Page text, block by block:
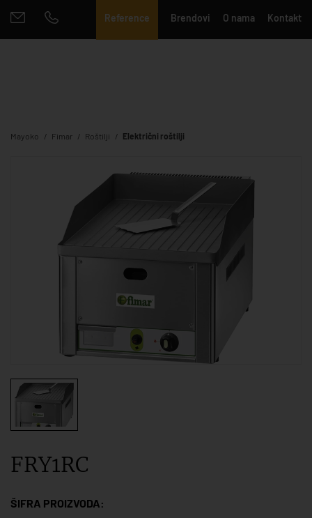
Reference Brendovi O nama Kontakt
Mayoko Fimar Roštilji Električni roštilji
FRY1RC
ŠIFRA PROIZVODA: